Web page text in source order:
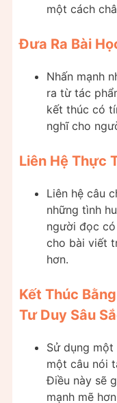
một cách
Đưa Ra Bài
Nhấn mạnh
ra từ tác
kết thúc có
nghĩ cho
Liên Hệ Thực
Liên hệ câu
những tình
người đọc
cho bài viết
hơn.
Kết Thúc
Tư Duy Sâu
Sử dụng
một câu nói
Điều này sẽ
mạnh mẽ